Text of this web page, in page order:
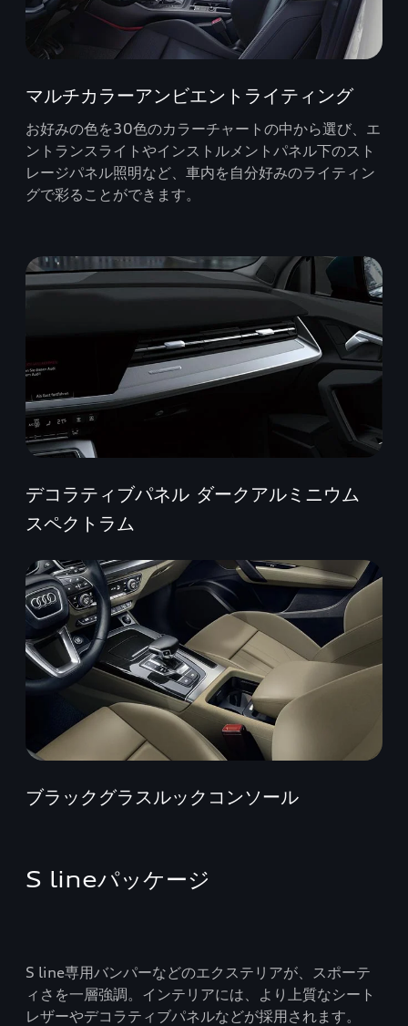
マルチカラーアンビエントライティング
お好みの色を30色のカラーチャートの中から選び、エ
ントランスライトやインストルメントパネル下のスト
レージパネル照明など、車内を自分好みのライティン
グで彩ることができます。
デコラティブパネル ダークアルミニウム
スペクトラム
ブラックグラスルックコンソール
S lineパッケージ
S line専用バンパーなどのエクステリアが、スポーテ
ィさを一層強調。インテリアには、より上質なシート
レザーやデコラティブパネルなどが採用されます。